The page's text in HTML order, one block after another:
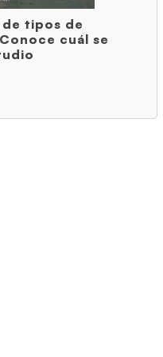
tipos de
cuál se